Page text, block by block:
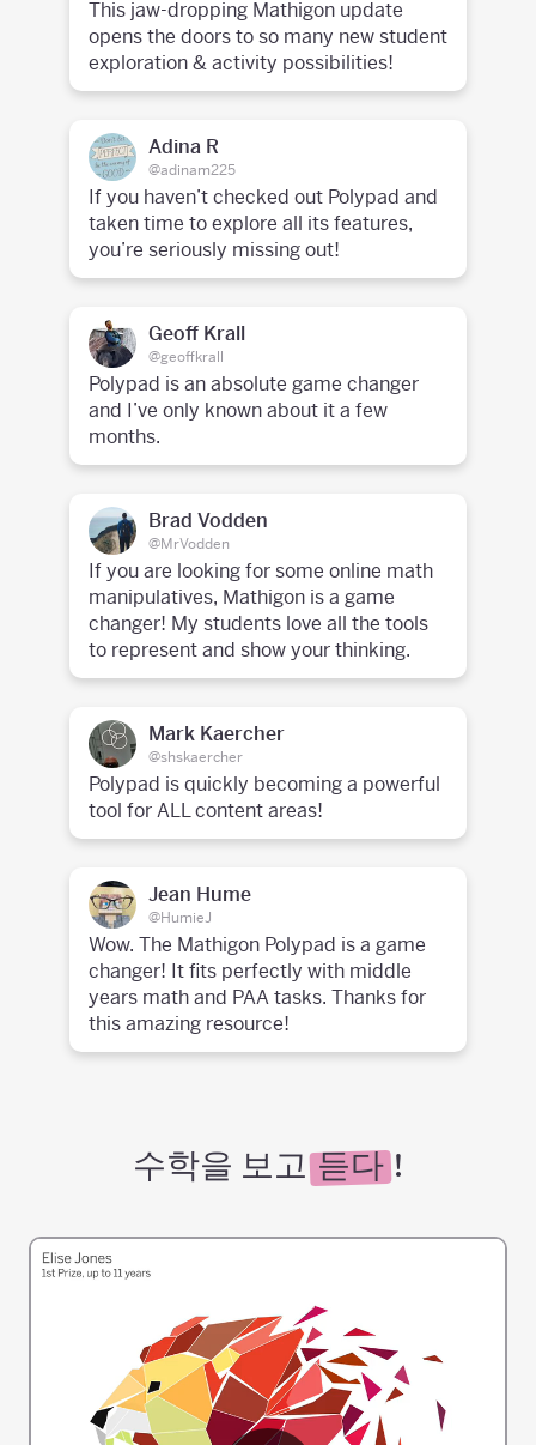
This jaw-dropping Mathigon update
opens the doors to so many new student
exploration & activity possibilities!
Adina R
@adinam225
If you haven’t checked out Polypad and
taken time to explore all its features,
you’re seriously missing out!
Geoff Krall
@geoffkrall
Polypad is an absolute game changer
and I’ve only known about it a few
months.
Brad Vodden
@MrVodden
If you are looking for some online math
manipulatives, Mathigon is a game
changer! My students love all the tools
to represent and show your thinking.
Mark Kaercher
@shskaercher
Polypad is quickly becoming a powerful
tool for ALL content areas!
Jean Hume
@HumieJ
Wow. The Mathigon Polypad is a game
changer! It fits perfectly with middle
years math and PAA tasks. Thanks for
this amazing resource!
수학을 보고 듣다!